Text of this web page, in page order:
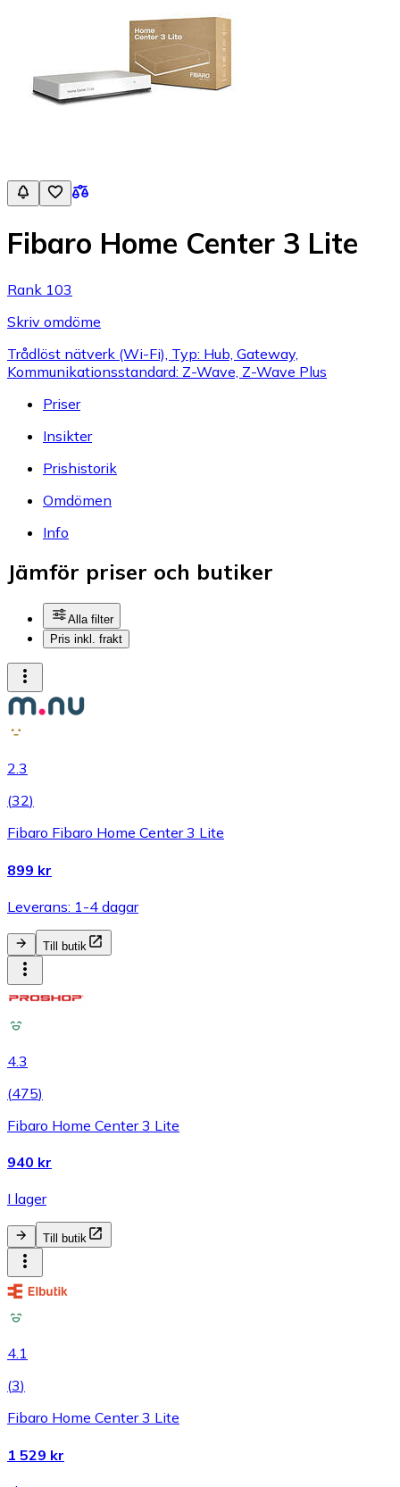
Fibaro Home Center 3 Lite
Rank 103
Skriv omdöme
Trådlöst nätverk (Wi-Fi), Typ: Hub, Gateway,
Kommunikationsstandard: Z-Wave, Z-Wave Plus
Priser
Insikter
Prishistorik
Omdömen
Info
Jämför priser och butiker
Alla filter
Pris inkl. frakt
2.3
(32)
Fibaro Fibaro Home Center 3 Lite
899 kr
Leverans: 1-4 dagar
Till butik
4.3
(475)
Fibaro Home Center 3 Lite
940 kr
I lager
Till butik
4.1
(3)
Fibaro Home Center 3 Lite
1 529 kr